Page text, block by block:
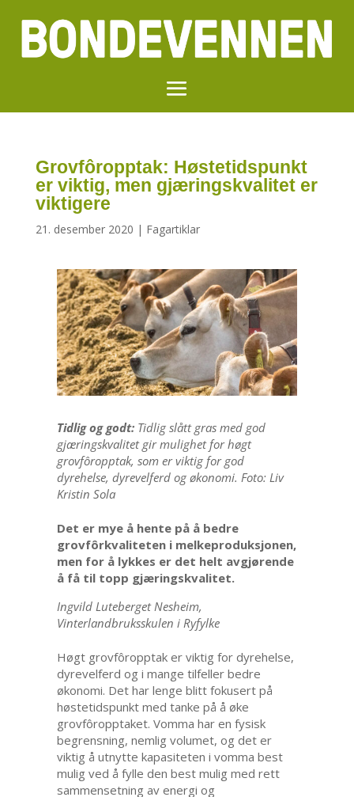
Grovfôropptak: Høstetidspunkt
er viktig, men gjæringskvalitet er
viktigere
21. desember 2020 | Fagartiklar
Tidlig og godt:Tidlig slått gras med god
gjæringskvalitet gir mulighet for høgt
grovfôropptak, som er viktig for god
dyrehelse, dyrevelferd og økonomi. Foto: Liv
Kristin Sola
Det er mye å hente på å bedre
grovfôrkvaliteten i melkeproduksjonen,
men for å lykkes er det helt avgjørende
å få til topp gjæringskvalitet.
Ingvild Luteberget Nesheim,
Vinterlandbruksskulen i Ryfylke
Høgt grovfôropptak er viktig for dyrehelse,
dyrevelferd og i mange tilfeller bedre
økonomi. Det har lenge blitt fokusert på
høstetidspunkt med tanke på å øke
grovfôropptaket. Vomma har en fysisk
begrensning, nemlig volumet, og det er
viktig å utnytte kapasiteten i vomma best
mulig ved å fylle den best mulig med rett
sammensetning av energi og